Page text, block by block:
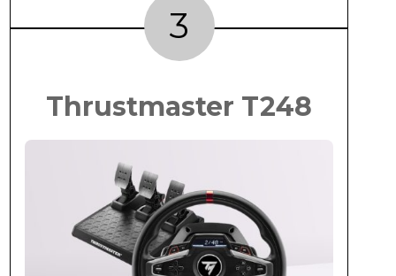
3
Thrustmaster T248